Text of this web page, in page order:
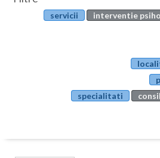
Botosani
Evenimente
servicii
interventie
specialitati